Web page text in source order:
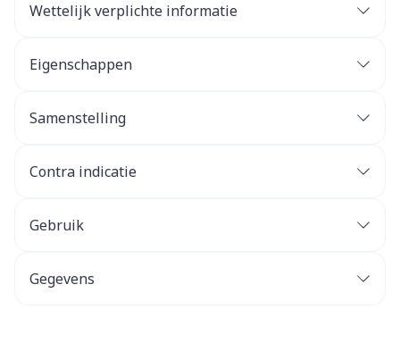
Wettelijk verplichte informatie
Eigenschappen
Samenstelling
Contra indicatie
Gebruik
Gegevens